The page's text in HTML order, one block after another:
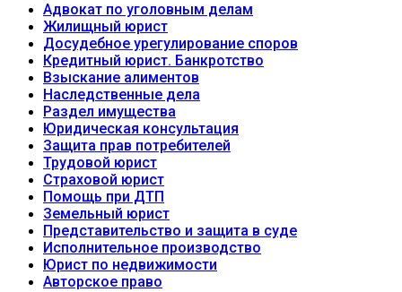
Адвокат по уголовным делам
Жилищный юрист
Досудебное урегулирование споров
Кредитный юрист. Банкротство
Взыскание алиментов
Наследственные дела
Раздел имущества
Юридическая консультация
Защита прав потребителей
Трудовой юрист
Страховой юрист
Помощь при ДТП
Земельный юрист
Представительство и защита в суде
Исполнительное производство
Юрист по недвижимости
Авторское право